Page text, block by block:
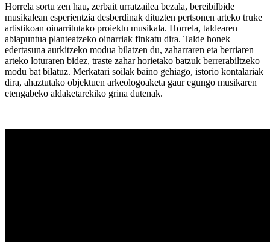
Horrela sortu zen hau, zerbait urratzailea bezala, bereibilbide
musikalean esperientzia desberdinak dituzten pertsonen arteko truke
artistikoan oinarritutako proiektu musikala. Horrela, taldearen
abiapuntua planteatzeko oinarriak finkatu dira. Talde honek
edertasuna aurkitzeko modua bilatzen du, zaharraren eta berriaren
arteko loturaren bidez, traste zahar horietako batzuk berrerabiltzeko
modu bat bilatuz. Merkatari soilak baino gehiago, istorio kontalariak
dira, ahaztutako objektuen arkeologoaketa gaur egungo musikaren
etengabeko aldaketarekiko grina dutenak.